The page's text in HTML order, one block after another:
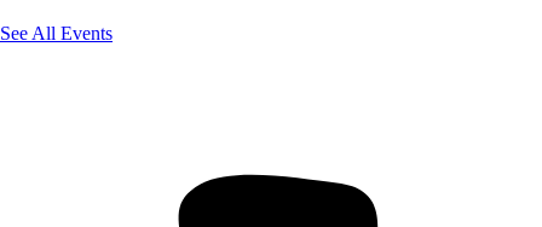
See All Events